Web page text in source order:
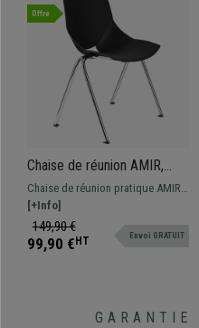
Offre
Chaise de réunion AMIR,
Commode et Pratique,
Empilable, Noir
Chaise de réunion pratique AMIR,
design spectaculaire pour donner
une touche moderne aux salles
d'attente de conférences.
[+Info]
149,90 €
99,90 € HT Envoi GRATUIT
GARANTIE